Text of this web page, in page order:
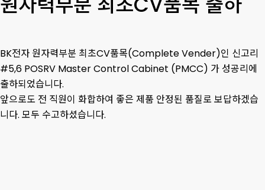
BK전자 원자력부분 최초CV품목(Complete Vender)인 신고리
#5,6 POSRV Master Control Cabinet (PMCC) 가 성공리에
출하되었습니다.
앞으로도 전 직원이 화합하여 좋은 제품 안정된 품질로 보답하겠습
니다. 모두 수고하셨습니다.